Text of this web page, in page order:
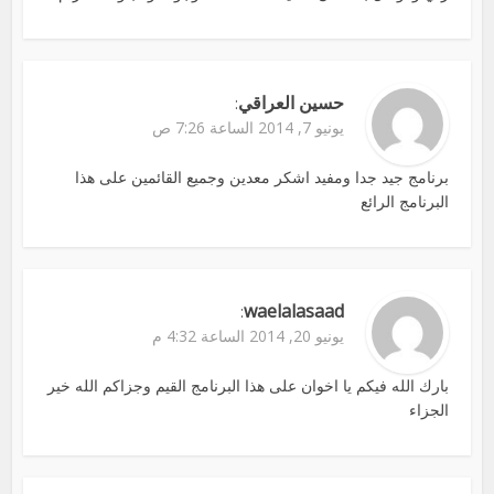
حسين العراقي:
يونيو 7, 2014 الساعة 7:26 ص
برنامج جيد جدا ومفيد اشكر معدين وجميع القائمين على هذا
البرنامج الرائع
waelalasaad
:
يونيو 20, 2014 الساعة 4:32 م
بارك الله فيكم يا اخوان على هذا البرنامج القيم وجزاكم الله خير
الجزاء